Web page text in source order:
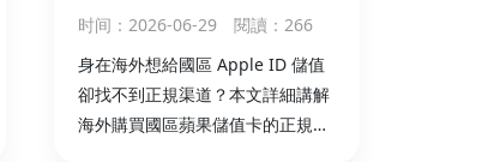
Xbox Live Gift Card 立即購買
卡？App Store 儲值卡購
时间 ：2026-06-29
閱讀：266
身在海外想給國區 Apple ID 儲值
卻找不到正規渠道？本文詳細講解
海外購買國區蘋果儲值卡的正規流